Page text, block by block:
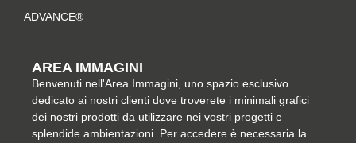
ADVANCE®
AREA IMMAGINI
Benvenuti nell'Area Immagini, uno spazio esclusivo
dedicato ai nostri clienti dove troverete i minimali grafici
dei nostri prodotti da utilizzare nei vostri progetti e
splendide ambientazioni. Per accedere è necessaria la